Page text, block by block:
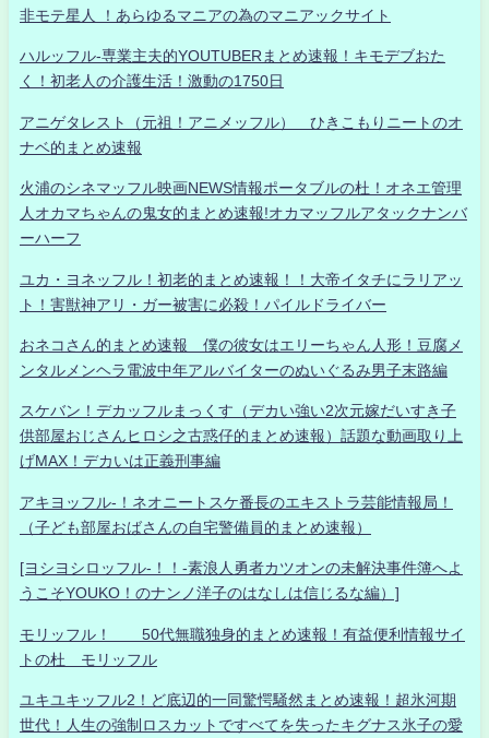
非モテ星人 ！あらゆるマニアの為のマニアックサイト
ハルッフル-専業主夫的YOUTUBERまとめ速報！キモデブおた
く！初老人の介護生活！激動の1750日
アニゲタレスト（元祖！アニメッフル） ひきこもりニートのオ
ナベ的まとめ速報
火浦のシネマッフル映画NEWS情報ポータブルの杜！オネエ管理
人オカマちゃんの鬼女的まとめ速報!オカマッフルアタックナンバ
ーハーフ
ユカ・ヨネッフル！初老的まとめ速報！！大帝イタチにラリアッ
ト！害獣神アリ・ガー被害に必殺！パイルドライバー
おネコさん的まとめ速報 僕の彼女はエリーちゃん人形！豆腐メ
ンタルメンヘラ電波中年アルバイターのぬいぐるみ男子末路編
スケバン！デカッフルまっくす（デカい強い2次元嫁だいすき子
供部屋おじさんヒロシ之古惑仔的まとめ速報）話題な動画取り上
げMAX！デカいは正義刑事編
アキヨッフル-！ネオニートスケ番長のエキストラ芸能情報局！
（子ども部屋おばさんの自宅警備員的まとめ速報）
[ヨシヨシロッフル-！！-素浪人勇者カツオンの未解決事件簿へよ
うこそYOUKO！のナンノ洋子のはなしは信じるな編）]
モリッフル！ 50代無職独身的まとめ速報！有益便利情報サイ
トの杜 モリッフル
ユキユキッフル2！ど底辺的一同驚愕騒然まとめ速報！超氷河期
世代！人生の強制ロスカットですべてを失ったキグナス氷子の愛